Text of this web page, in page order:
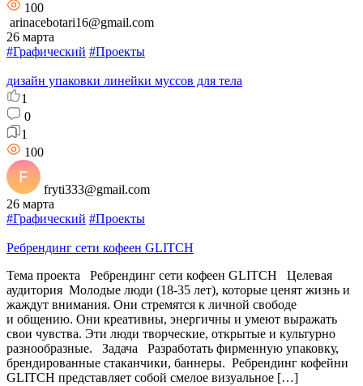
100
arinacebotari16@gmail.com
26 марта
#Графический #Проекты
дизайн упаковки линейки муссов для тела
1
0
1
100
fryti333@gmail.com
26 марта
#Графический #Проекты
Ребрендинг сети кофеен GLITCH
Тема проекта Ребрендинг сети кофеен GLITCH Целевая
аудитория Молодые люди (18-35 лет), которые ценят жизнь и
жаждут внимания. Они стремятся к личной свободе
и общению. Они креативны, энергичны и умеют выражать
свои чувства. Эти люди творческие, открытые и культурно
разнообразные. Задача Разработать фирменную упаковку,
брендированные стаканчики, баннеры. Ребрендинг кофейни
GLITCH представляет собой смелое визуальное […]